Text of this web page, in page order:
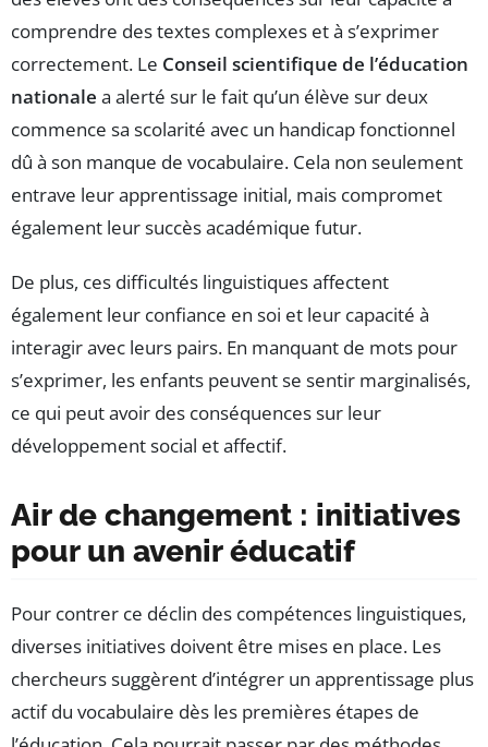
comprendre des textes complexes et à s’exprimer
correctement. Le Conseil scientifique de l’éducation
nationale a alerté sur le fait qu’un élève sur deux
commence sa scolarité avec un handicap fonctionnel
dû à son manque de vocabulaire. Cela non seulement
entrave leur apprentissage initial, mais compromet
également leur succès académique futur.
De plus, ces difficultés linguistiques affectent
également leur confiance en soi et leur capacité à
interagir avec leurs pairs. En manquant de mots pour
s’exprimer, les enfants peuvent se sentir marginalisés,
ce qui peut avoir des conséquences sur leur
développement social et affectif.
Air de changement : initiatives
pour un avenir éducatif
Pour contrer ce déclin des compétences linguistiques,
diverses initiatives doivent être mises en place. Les
chercheurs suggèrent d’intégrer un apprentissage plus
actif du vocabulaire dès les premières étapes de